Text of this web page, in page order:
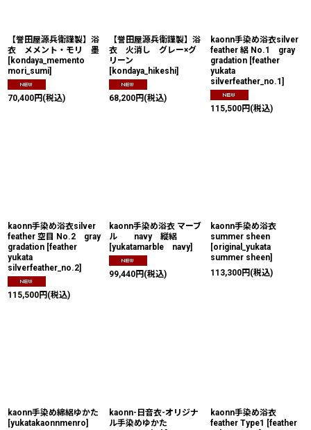
【誉田屋源兵衛謹製】浴
衣 メメント・モリ 墨
[kondaya_memento
mori_sumi]
70,400円 (税込)
【誉田屋源兵衛謹製】浴
衣 火消し グレー×グ
リーン
[kondaya_hikeshi]
68,200円 (税込)
kaonn手染め浴衣silver
feather 絽 No.1 gray
gradation [feather
yukata
silverfeather_no.1]
115,500円 (税込)
kaonn手染め浴衣silver
feather 空目 No.2 gray
gradation [feather
yukata
silverfeather_no.2]
115,500円 (税込)
kaonn手染め浴衣 マーブ
ル navy 縦絽
[yukatamarble navy]
99,440円 (税込)
kaonn手染め浴衣
summer sheen
[original_yukata
summer sheen]
113,300円 (税込)
kaonn手染め綿絽ゆかた
[yukatakaonnmenro]
kaonn-日音衣-オリジナ
ル手染めゆかた
kaonn手染め浴衣
feather Type1 [feather